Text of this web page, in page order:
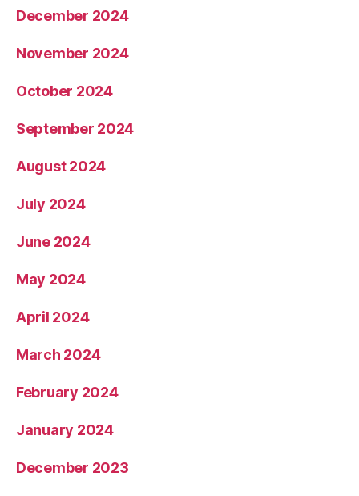
December 2024
November 2024
October 2024
September 2024
August 2024
July 2024
June 2024
May 2024
April 2024
March 2024
February 2024
January 2024
December 2023